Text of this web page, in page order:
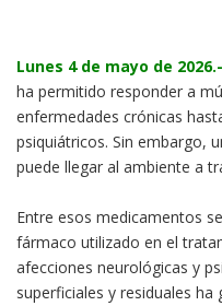
Lunes 4 de mayo de 2026.-
ha permitido responder a
enfermedades crónicas
psiquiátricos. Sin embargo,
puede llegar al ambiente a
Entre esos medicamentos
fármaco utilizado en el
afecciones neurológicas y
superficiales y residuales